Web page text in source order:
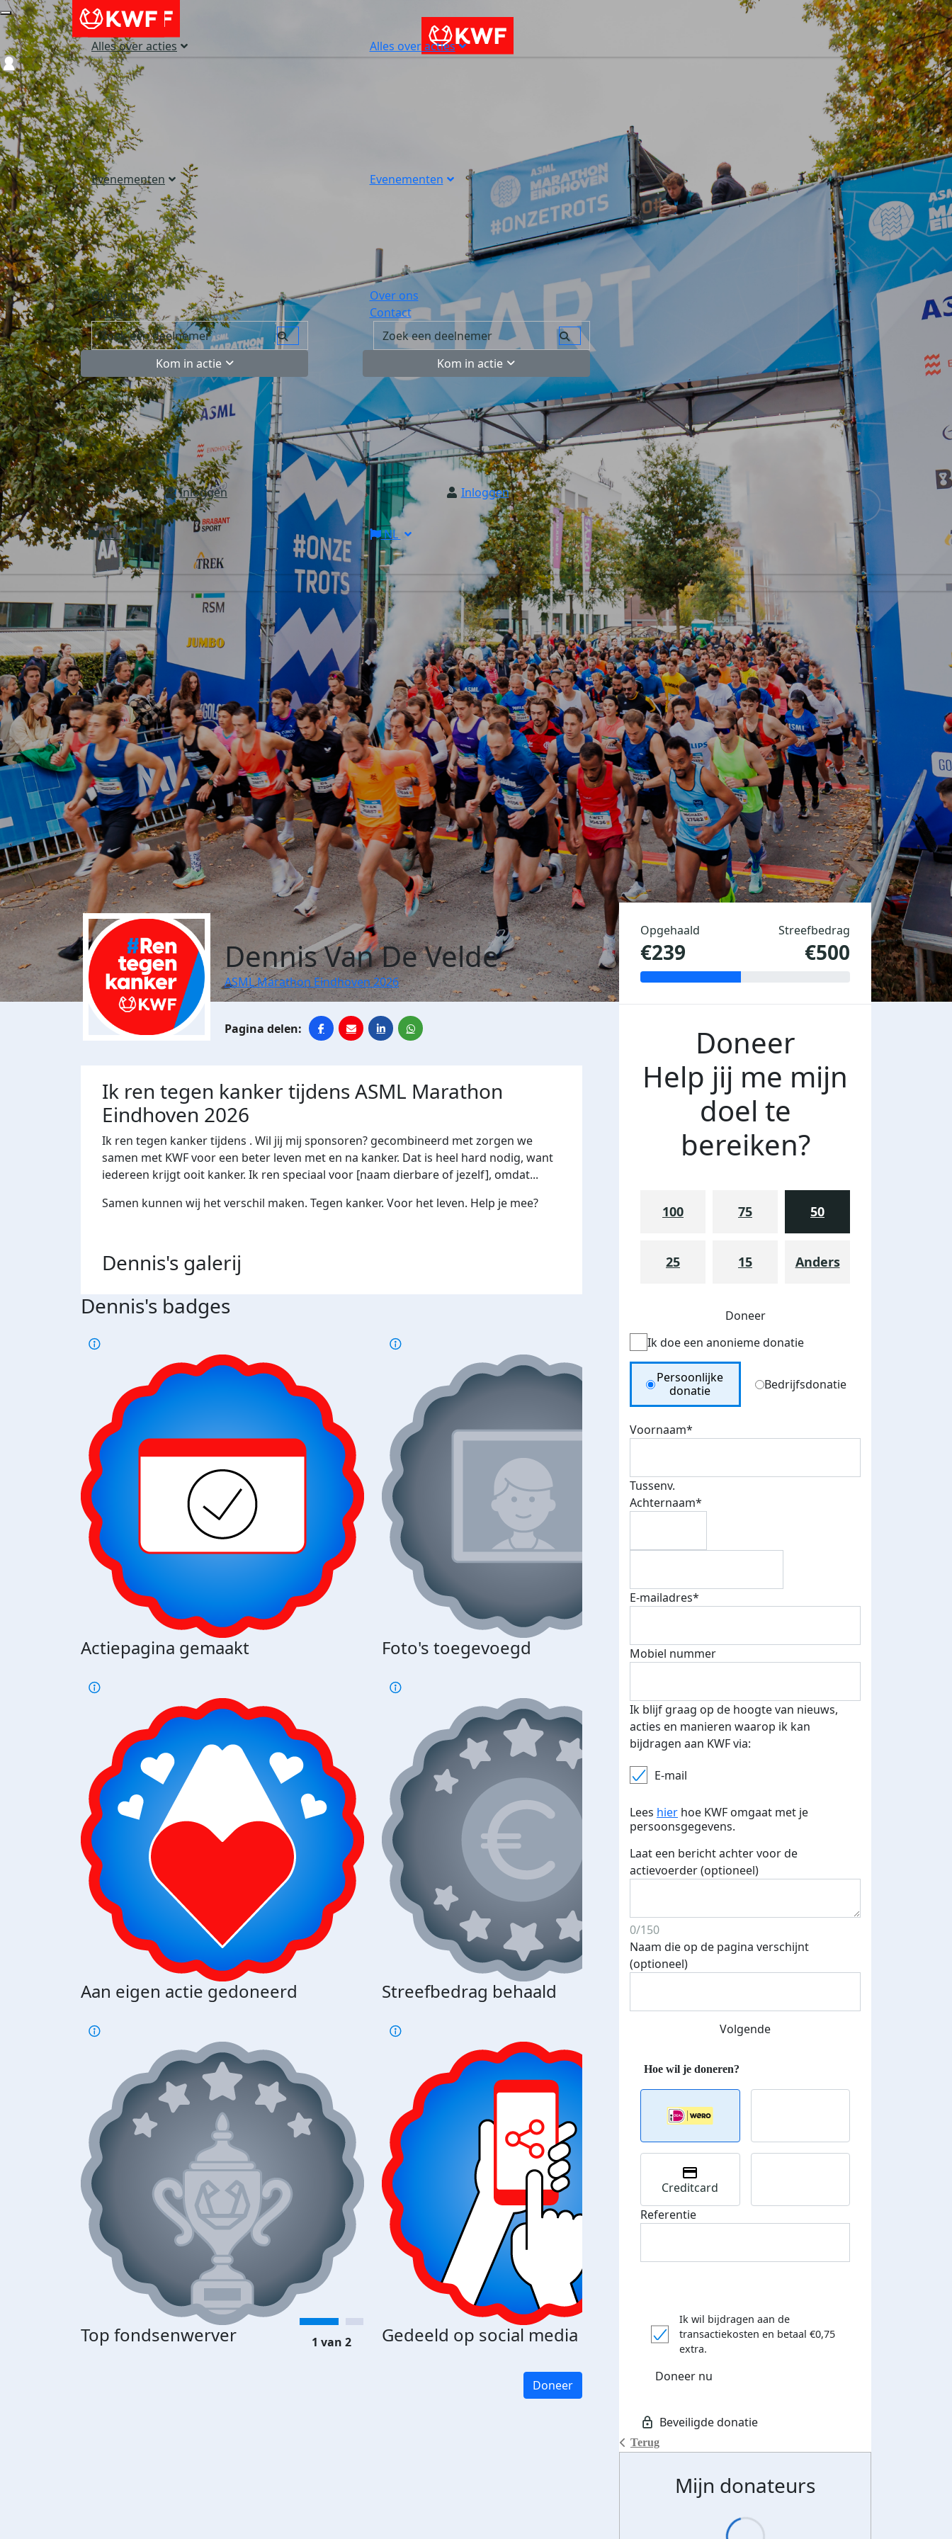
Alles over acties
Evenementen
Over ons
Contact
Kom in actie
Inloggen
NL
Alles over acties
Evenementen
Over ons
Contact
Kom in actie
Inloggen
NL
Login
Dennis Van De Velde
ASML Marathon Eindhoven 2026
Ik ren tegen kanker tijdens ASML Marathon
Eindhoven 2026
Ik ren tegen kanker tijdens . Wil jij mij sponsoren? gecombineerd met zorgen we
samen met KWF voor een beter leven met en na kanker. Dat is heel hard nodig, want
iedereen krijgt ooit kanker. Ik ren speciaal voor [naam dierbare of jezelf], omdat...
Samen kunnen wij het verschil maken. Tegen kanker. Voor het leven. Help je mee?
Dennis's galerij
Dennis's badges
Actiepagina gemaakt Foto's toegevoegd E-mails verstuurd
Aan eigen actie gedoneerd Streefbedrag behaald
Top fondsenwerver Gedeeld op social media Donateurs bedankt
je je speciale KWF t-shirt!
1 van 2
Doneer
Opgehaald
€239
Streefbedrag
€500
Doneer
Help jij me mijn
doel te
bereiken?
100 75 50
25 15 Anders
Doneer
Ik doe een anonieme donatie
Donation Type
Persoonlijke
donatie
Bedrijfsdonatie
Voornaam*
Tussenv.
Achternaam*
E-mailadres*
Mobiel nummer
Ik blijf graag op de hoogte van nieuws,
acties en manieren waarop ik kan
bijdragen aan KWF via:
E-mail
Lees hier hoe KWF omgaat met je
persoonsgegevens.
Laat een bericht achter voor de
actievoerder (optioneel)
0/150
Naam die op de pagina verschijnt
(optioneel)
Volgende
Terug
Creditcard
Referentie
Ik wil bijdragen aan de
transactiekosten en betaal €0,75
extra.
Doneer nu
Mijn donateurs